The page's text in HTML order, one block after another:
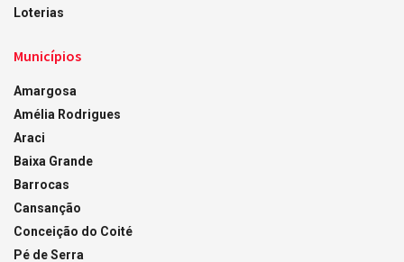
Loterias
Municípios
Amargosa
Amélia Rodrigues
Araci
Baixa Grande
Barrocas
Cansanção
Conceição do Coité
Pé de Serra